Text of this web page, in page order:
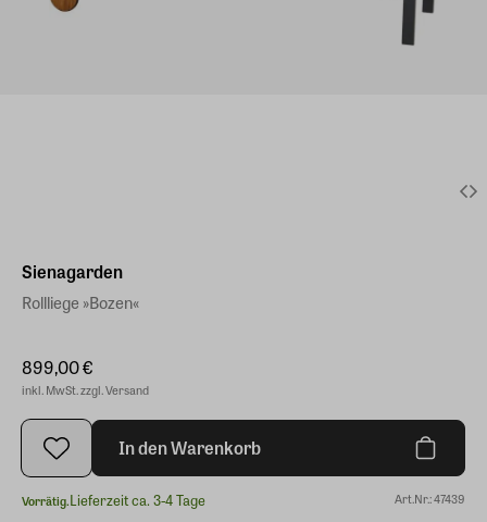
Sienagarden
Rollliege »Bozen«
899,00 €
inkl. MwSt. zzgl. Versand
In den Warenkorb
Vorrätig.Lieferzeit ca. 3-4 Tage Art.Nr.: 47439